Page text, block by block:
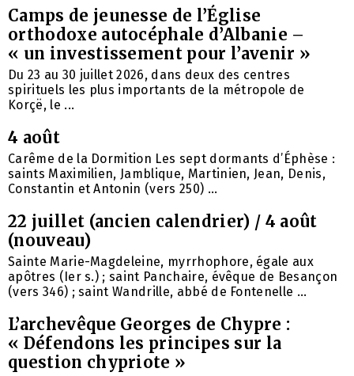
Camps de jeunesse de l’Église
orthodoxe autocéphale d’Albanie –
« un investissement pour l’avenir »
Du 23 au 30 juillet 2026, dans deux des centres
spirituels les plus importants de la métropole de
Korçë, le ...
4 août
Carême de la Dormition Les sept dormants d’Éphèse :
saints Maximilien, Jamblique, Martinien, Jean, Denis,
Constantin et Antonin (vers 250) ...
22 juillet (ancien calendrier) / 4 août
(nouveau)
Sainte Marie-Magdeleine, myrrhophore, égale aux
apôtres (Ier s.) ; saint Panchaire, évêque de Besançon
(vers 346) ; saint Wandrille, abbé de Fontenelle ...
L’archevêque Georges de Chypre :
« Défendons les principes sur la
question chypriote »